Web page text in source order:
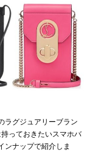
ラグジュアリーブラン
っておきたいスマホバ
ンナップで紹介しま